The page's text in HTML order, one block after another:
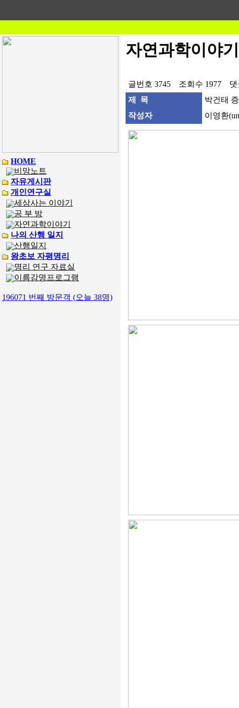
HOME
비망노트
자유게시판
개인연구실
세상사는 이야기
공 부 방
자연과학이야기
나의 산행 일지
산행일지
왕초보 자평명리
명리 연구 자료실
이름감명프로그램
196071 번째 방문객 (오늘 38명)
자연과학이야기
글번호 3745 조회수 1977 댓
제 목
박건태
작성자
이영환